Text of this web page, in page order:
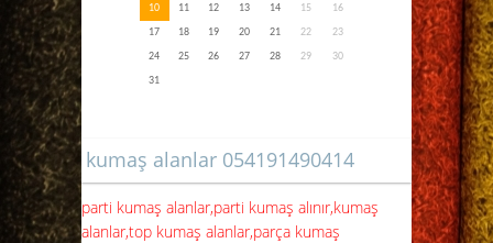
10
11 12 13 14 15
16
17
18 19 20 21 22
23
24
25 26 27 28 29
30
31
kumaş alanlar 054191490414
parti kumaş alanlar,parti kumaş alınır,kumaş
alanlar,top kumaş alanlar,parça kumaş